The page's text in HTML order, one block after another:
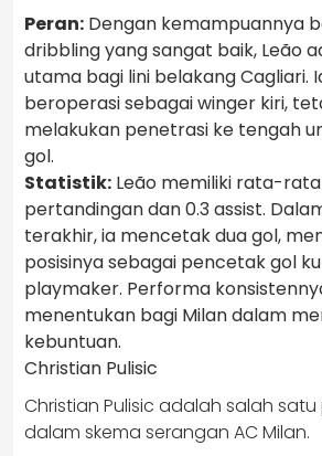
Peran: Dengan kemampuannya
dribbling yang sangat baik, Leão
utama bagi lini belakang Cagliari.
beroperasi sebagai winger kiri,
melakukan penetrasi ke tengah
gol.
Statistik: Leão memiliki rata-
pertandingan dan 0.3 assist.
terakhir, ia mencetak dua gol,
posisinya sebagai pencetak gol
playmaker. Performa
menentukan bagi Milan dalam
kebuntuan.
Christian Pulisic
Christian Pulisic adalah salah
dalam skema serangan AC Milan.